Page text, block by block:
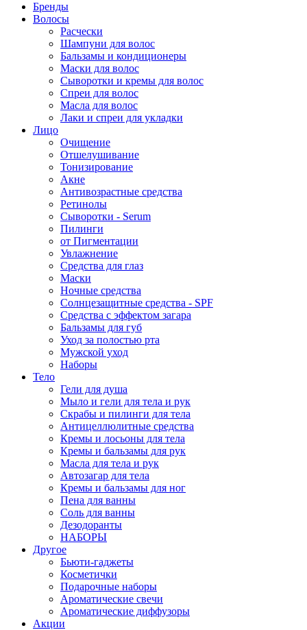
Бренды
Волосы
Расчески
Шампуни для волос
Бальзамы и кондиционеры
Маски для волос
Сыворотки и кремы для волос
Спреи для волос
Масла для волос
Лаки и спреи для укладки
Лицо
Очищение
Отшелушивание
Тонизирование
Акне
Антивозрастные средства
Ретинолы
Сыворотки - Serum
Пилинги
от Пигментации
Увлажнение
Средства для глаз
Маски
Ночные средства
Солнцезащитные средства - SPF
Средства c эффектом загара
Бальзамы для губ
Уход за полостью рта
Мужской уход
Наборы
Тело
Гели для душа
Мыло и гели для тела и рук
Скрабы и пилинги для тела
Антицеллюлитные средства
Кремы и лосьоны для тела
Кремы и бальзамы для рук
Масла для тела и рук
Автозагар для тела
Кремы и бальзамы для ног
Пена для ванны
Соль для ванны
Дезодоранты
НАБОРЫ
Другое
Бьюти-гаджеты
Косметички
Подарочные наборы
Ароматические свечи
Ароматические диффузоры
Акции